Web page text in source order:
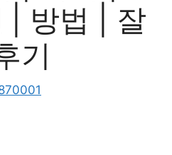
| 방법 | 잘
기